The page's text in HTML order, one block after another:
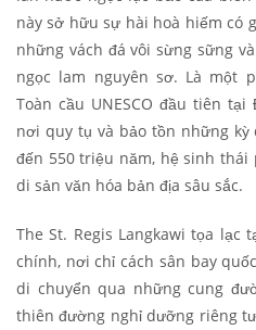
này sở hữu sự hài hoà hiếm có
những vách đá vôi sừng sững
ngọc lam nguyên sơ. Là một
Toàn cầu UNESCO đầu tiên
nơi quy tụ và bảo tồn những
đến 550 triệu năm, hệ sinh thái
di sản văn hóa bản địa sâu sắc.
The St. Regis Langkawi tọa lạc
chính, nơi chỉ cách sân bay
di chuyển qua những cung
thiên đường nghỉ dưỡng riêng